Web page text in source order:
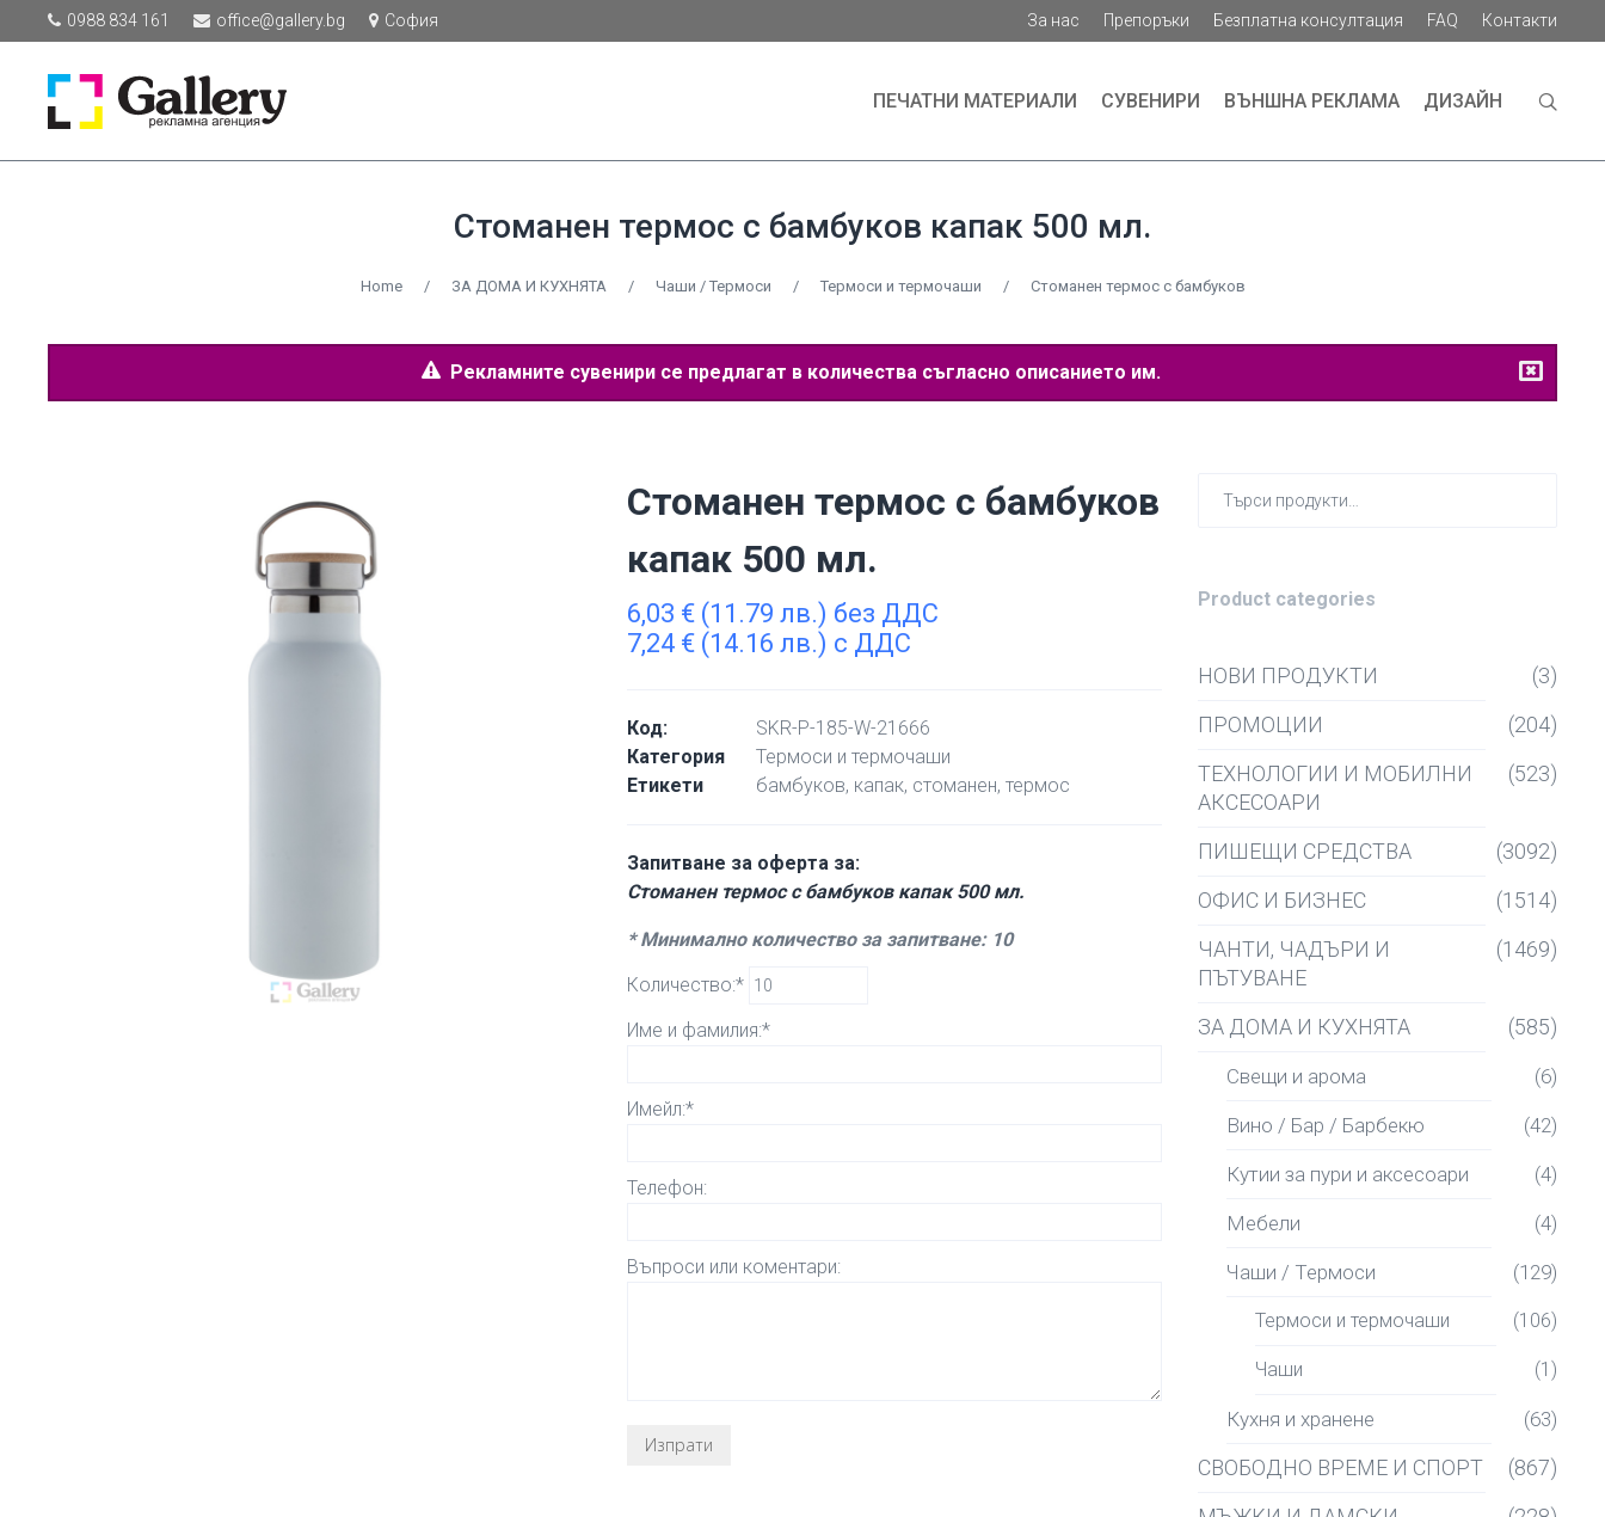
0988 834 161 office@gallery.bg София За нас Препоръки Безплатна консултация FAQ Контакти
ПЕЧАТНИ МАТЕРИАЛИ СУВЕНИРИ ВЪНШНА РЕКЛАМА ДИЗАЙН
Стоманен термос с бамбуков капак 500 мл.
Home / ЗА ДОМА И КУХНЯТА / Чаши / Термоси / Термоси и термочаши / Стоманен термос с бамбуков
Рекламните сувенири се предлагат в количества съгласно описанието им.
Стоманен термос с бамбуков
капак 500 мл.
6,03 € (11.79 лв.) без ДДС
7,24 € (14.16 лв.) с ДДС
Код:
SKR-P-185-W-21666
Категория
Термоси и термочаши
Етикети
бамбуков, капак, стоманен,термос
Запитване за оферта за:
Стоманен термос с бамбуков капак 500 мл.
* Минимално количество за запитване: 10
Количество:*
Име и фамилия:*
Имейл:*
Телефон:
Въпроси или коментари:
Product categories
НОВИ ПРОДУКТИ
(3)
ПРОМОЦИИ
(204)
ТЕХНОЛОГИИ И МОБИЛНИ
АКСЕСОАРИ
(523)
ПИШЕЩИ СРЕДСТВА
(3092)
ОФИС И БИЗНЕС
(1514)
ЧАНТИ, ЧАДЪРИ И
ПЪТУВАНЕ
(1469)
ЗА ДОМА И КУХНЯТА (585)
Свещи и арома (6)
Вино / Бар / Барбекю (42)
Кутии за пури и аксесоари (4)
Мебели (4)
Чаши / Термоси (129)
Термоси и термочаши (106)
Чаши (1)
Кухня и хранене (63)
СВОБОДНО ВРЕМЕ И СПОРТ
(867)